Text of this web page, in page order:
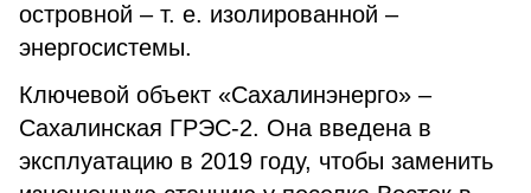
островной – т. е. изолированной –
энергосистемы.
Ключевой объект «Сахалинэнерго» –
Сахалинская ГРЭС-2. Она введена в
эксплуатацию в 2019 году, чтобы заменить